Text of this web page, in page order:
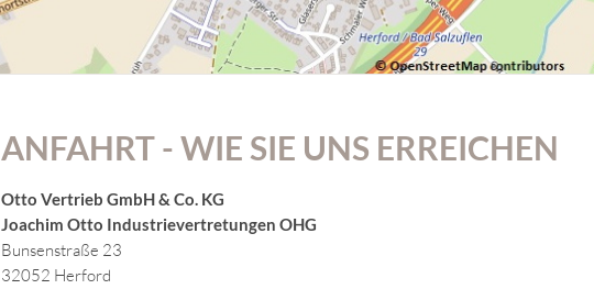
ANFAHRT - WIE SIE UNS ERREICHEN
Otto Vertrieb GmbH & Co. KG
Joachim Otto Industrievertretungen OHG
Bunsenstraße 23
32052 Herford